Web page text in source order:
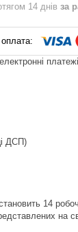
14 днів за
ДСП)
14
на